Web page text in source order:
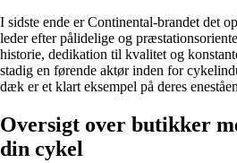
I sidste ende er Continental-brandet det
leder efter pålidelige og
historie, dedikation til kvalitet og
stadig en førende aktør inden for
dæk er et klart eksempel på deres
Oversigt over butikker
din cykel